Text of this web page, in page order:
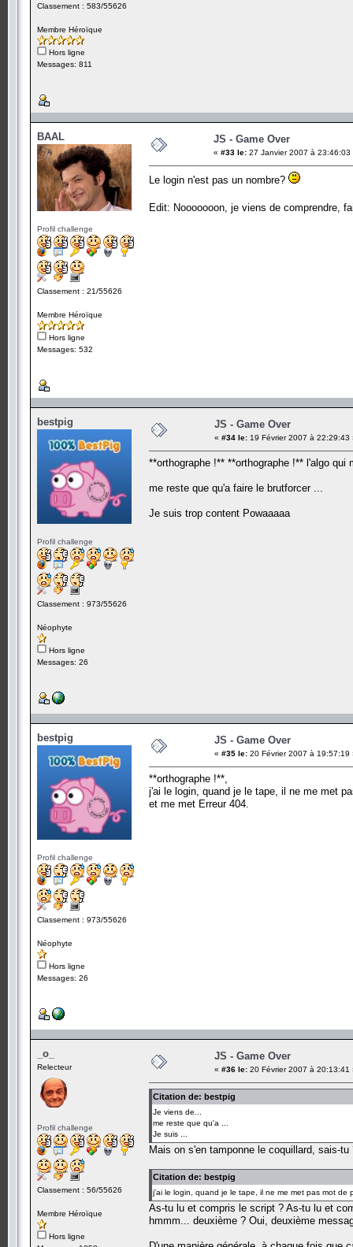
Classement : 583/55626
Membre Héroïque
Hors ligne
Messages: 811
BAAL
Profil challenge
Classement : 21/55626
Membre Héroïque
Hors ligne
Messages: 532
JS - Game Over
« #33 le: 27 Janvier 2007 à 23:46:03
Le login n'est pas un nombre?
Edit: Nooooooon, je viens de comprendre,
bestpig
Profil challenge
Classement : 973/55626
Néophyte
Hors ligne
Messages: 26
JS - Game Over
« #34 le: 19 Février 2007 à 22:29:43
**orthographe !** **orthographe !** l'algo qui
me reste que qu'a faire le brutforcer ...
Je suis trop content Powaaaaa
bestpig
Profil challenge
Classement : 973/55626
Néophyte
Hors ligne
Messages: 26
JS - Game Over
« #35 le: 20 Février 2007 à 19:57:19
**orthographe !**,
j'ai le login, quand je le tape, il ne me met
et me met Erreur 404.
_o_
Relecteur
Profil challenge
Classement : 56/55626
Membre Héroïque
Hors ligne
JS - Game Over
« #36 le: 20 Février 2007 à 20:13:41
Citation de: bestpig
Je viens de...
me reste que qu'a ...
Je suis ...
Mais on s'en tamponne le coquillard, sais-tu
Citation de: bestpig
j'ai le login, quand je le tape, il ne me met pas mot de
As-tu lu et compris le script ? As-tu lu et
hmmm... deuxième ? Oui, deuxième